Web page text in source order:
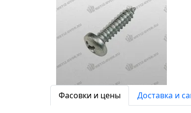
Фасовки и цены Доставка и